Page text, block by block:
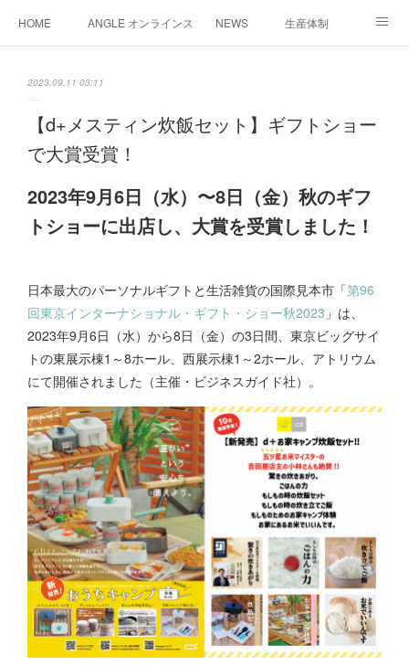
HOME ANGLE オンラインストア NEWS 生産体制
2023.09.11 03:11
【d+メスティン炊飯セット】ギフトショー
で大賞受賞！
2023年9月6日（水）〜8日（金）秋のギフ
トショーに出店し、大賞を受賞しました！
日本最大のパーソナルギフトと生活雑貨の国際見本市「第96
回東京インターナショナル・ギフト・ショー秋2023 」は、
2023年9月6日（水）から8日（金）の3日間、東京ビッグサイ
トの東展示棟1～8ホール、西展示棟1～2ホール、アトリウム
にて開催されました（主催・ビジネスガイド社）。